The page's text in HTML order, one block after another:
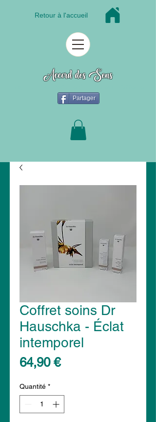
Retour à l'accueil
Accord des Sens
Partager
Coffret soins Dr
Hauschka - Éclat
intemporel
64,90 €Prix
Quantité *